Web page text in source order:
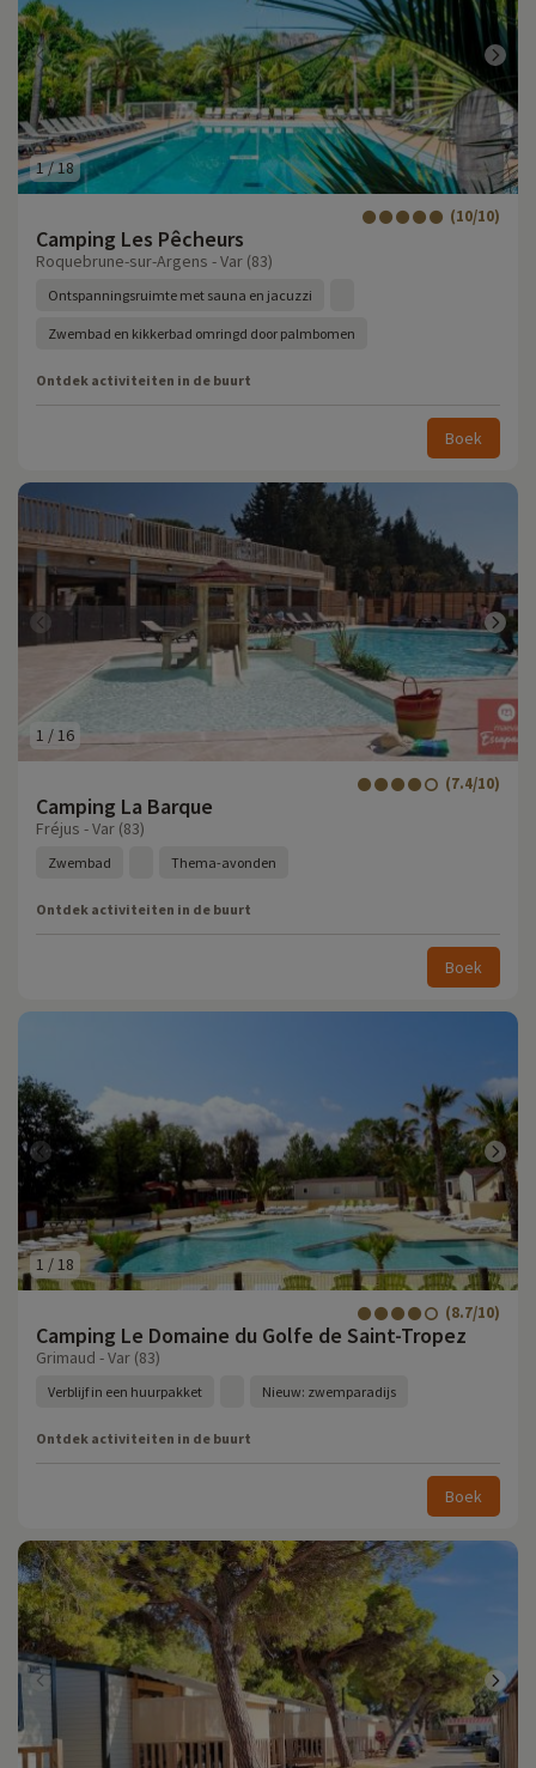
1/18
Camping Les Pêcheurs
(10/10)
Roquebrune-sur-Argens - Var (83)
Ontspanningsruimte met sauna en jacuzzi
Zwembad en kikkerbad omringd door palmbomen
Ontdek activiteiten in de buurt
Boek
1 /16
Camping La Barque
(7.4/10)
Fréjus - Var (83)
Zwembad Thema-avonden
Ontdek activiteiten in de buurt
Boek
1 / 18
Camping Le Domaine du Golfe de Saint-Tropez
(8.7/10)
Grimaud - Var (83)
Verblijf in een huurpakket Nieuw: zwemparadijs
Ontdek activiteiten in de buurt
Boek